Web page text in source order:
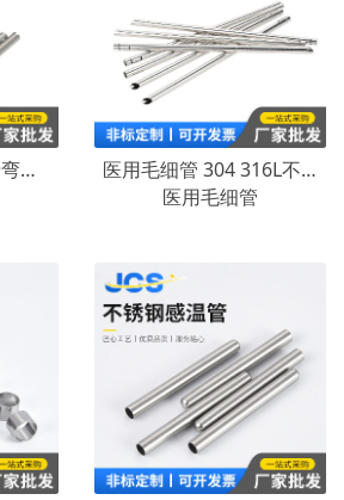
304不锈钢毛细管折弯磨尖 缩尖 缩口 扩口 封口 封头侧面打孔
医用毛细管 304 316L不锈钢毛细管 医用级卫生管 无磁管激光切割
医用毛细管